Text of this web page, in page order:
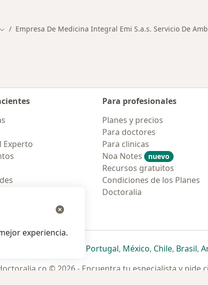
Cambiar de ciudad
Empresa De Medicina Integral Emi S.a.s. Servicio De
Experto
Para profesionales
Planes y precios
Para doctores
Para clinicas
Noa Notes
nuevo
Recursos gratuitos
Condiciones de los Planes
Doctoralia
en una nueva pestaña
se abre en una nueva pestaña
se abre en una nueva pestaña
se abre en una nueva pestaña
Portugalse abre en una nueva
, Méxicose abre en una
, Chilese abre
, Brasilse
,
© 2026 - Encuentra tu especialista y pide
experiencia.